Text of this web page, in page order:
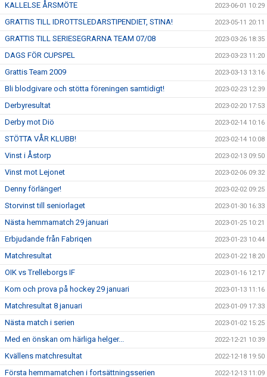
KALLELSE ÅRSMÖTE 2023-06-01 10:29
GRATTIS TILL IDROTTSLEDARSTIPENDIET, STINA! 2023-05-11 20:11
GRATTIS TILL SERIESEGRARNA TEAM 07/08 2023-03-26 18:35
DAGS FÖR CUPSPEL 2023-03-23 11:20
Grattis Team 2009 2023-03-13 13:16
Bli blodgivare och stötta föreningen samtidigt! 2023-02-23 12:39
Derbyresultat 2023-02-20 17:53
Derby mot Diö 2023-02-14 10:16
STÖTTA VÅR KLUBB! 2023-02-14 10:08
Vinst i Åstorp 2023-02-13 09:50
Vinst mot Lejonet 2023-02-06 09:32
Denny förlänger! 2023-02-02 09:25
Storvinst till seniorlaget 2023-01-30 16:33
Nästa hemmamatch 29 januari 2023-01-25 10:21
Erbjudande från Fabriqen 2023-01-23 10:44
Matchresultat 2023-01-22 18:20
OIK vs Trelleborgs IF 2023-01-16 12:17
Kom och prova på hockey 29 januari 2023-01-13 11:16
Matchresultat 8 januari 2023-01-09 17:33
Nästa match i serien 2023-01-02 15:25
Med en önskan om härliga helger... 2022-12-21 10:39
Kvällens matchresultat 2022-12-18 19:50
Första hemmamatchen i fortsättningsserien 2022-12-13 11:09